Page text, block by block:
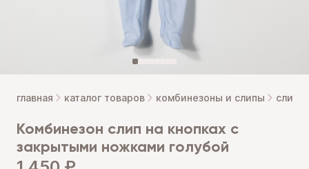
главная каталог товаров комбинезоны и слипы слип
комбинезон слип на кнопках с
закрытыми ножками голубой